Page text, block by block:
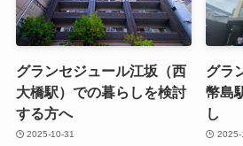
グランセジュール江坂（西
大橋駅）での暮らしを検討
する方へ
2025-10-31
グラ
幣島
し
2025-